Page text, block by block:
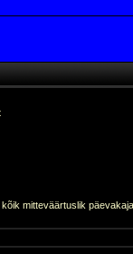
mitteväärtuslik